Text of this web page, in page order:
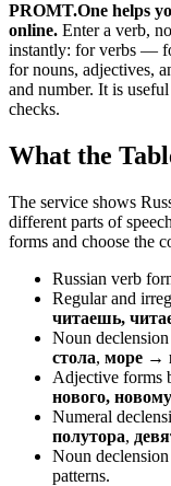
PROMT.One helps
online. Enter a verb,
instantly: for verbs —
for nouns, adjectives,
and number. It is
checks.
What the
The service shows
different parts of
forms and choose the
Russian verb
Regular and
читаешь,
Noun
стола, море →
Adjective forms
нового, новому
Numeral
полутора,
Noun
patterns.